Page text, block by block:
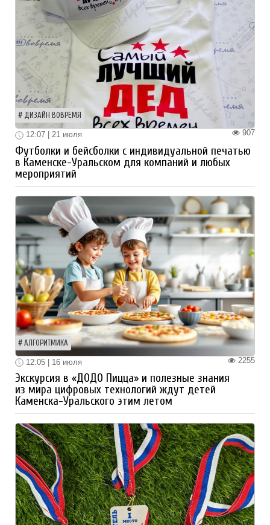
ДИЗАЙН ВОВРЕМЯ
907
12:07 | 21 июля
Футболки и бейсболки с индивидуальной печатью
в Каменске-Уральском для компаний и любых
мероприятий
АЛГОРИТМИКА
2255
12:05 | 16 июля
Экскурсия в «ДОДО Пицца» и полезные знания
из мира цифровых технологий ждут детей
Каменска-Уральского этим летом